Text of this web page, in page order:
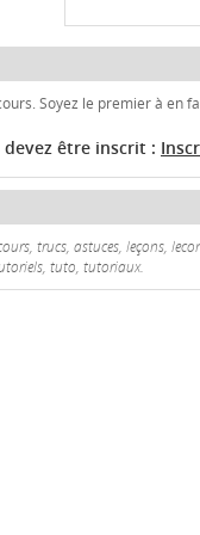
Soyez le premier à en
être inscrit :
trucs, astuces, leçons,
tuto, tutoriaux.